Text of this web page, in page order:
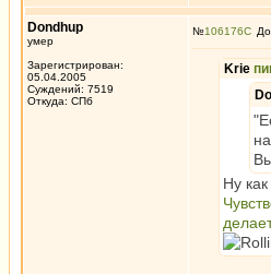
Dondhup
умер
Зарегистрирован:
05.04.2005
Суждений: 7519
Откуда: СПб
№106176
Krie
Ну